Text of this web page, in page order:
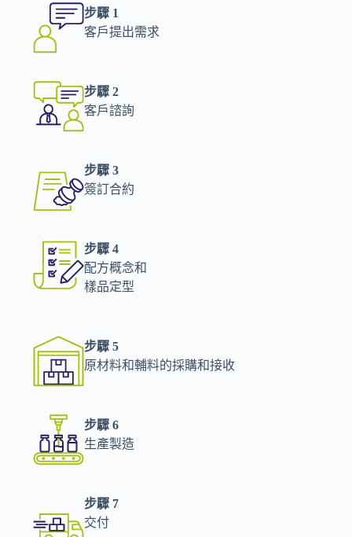
步驟 1
客戶提出需求
步驟 2
客戶諮詢
步驟 3
簽訂合約
步驟 4
配方概念和
樣品定型
步驟 5
原材料和輔料的採購和接收
步驟 6
生產製造
步驟 7
交付